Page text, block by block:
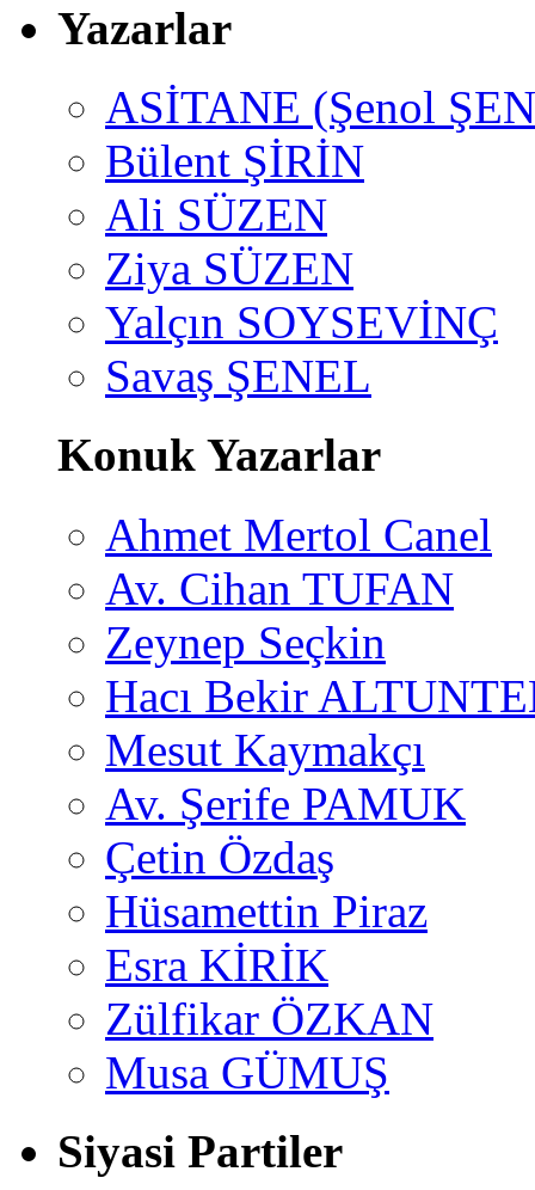
Yazarlar
ASİTANE (Şenol
Bülent ŞİRİN
Ali SÜZEN
Ziya SÜZEN
Yalçın SOYSEVİNÇ
Savaş ŞENEL
Konuk Yazarlar
Ahmet Mertol Canel
Av. Cihan TUFAN
Zeynep Seçkin
Hacı Bekir
Mesut Kaymakçı
Av. Şerife PAMUK
Çetin Özdaş
Hüsamettin Piraz
Esra KİRİK
Zülfikar ÖZKAN
Musa GÜMUŞ
Siyasi Partiler